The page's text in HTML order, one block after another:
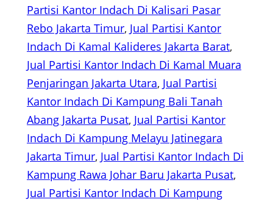
Partisi Kantor Indach Di Kalisari Pasar
Rebo Jakarta Timur, Jual Partisi Kantor
Indach Di Kamal Kalideres Jakarta Barat
Jual Partisi Kantor Indach Di Kamal Muara
Penjaringan Jakarta Utara, Jual Partisi
Kantor Indach Di Kampung Bali Tanah
Abang Jakarta Pusat, Jual Partisi Kantor
Indach Di Kampung Melayu Jatinegara
Jakarta Timur, Jual Partisi Kantor Indach Di
Kampung Rawa Johar Baru Jakarta Pusat
Jual Partisi Kantor Indach Di Kampung